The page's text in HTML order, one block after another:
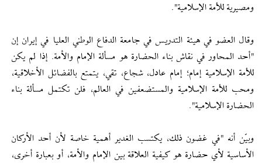
ومصيرية للأمة الإسلامية".
وقال العضو في هيئة التدريس في جامعة الدفاع الوطني العليا في إیران إن
"أحد المحاور في نقاش بناء الحضارة هو مسألة الإمام والأمة. إذا لم يكن
للأمة الإسلامية إمام؛ إمام عادل، شجاع، تقي، يتمتع بالفضائل الأخلاقية،
ومحب للأمة الإسلامية والمستضعفين في العالم، فلن تكتمل مسألة بناء
الحضارة الإسلامية".
وبیّن أنه "في غضون ذلك، يكتسب الغدير أهمية خاصة لأن أحد الأركان
الأساسية لأي حضارة هو كيفية العلاقة بين الإمام والأمة، أو بعبارة أخرى،